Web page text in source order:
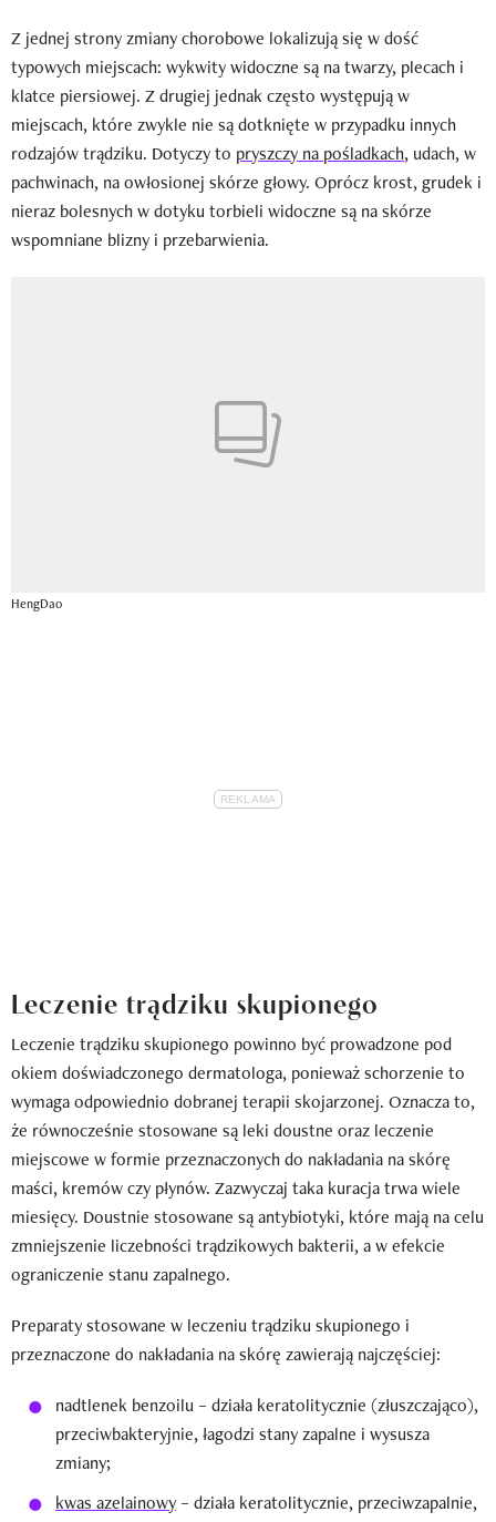
Z jednej strony zmiany chorobowe lokalizują się w dość
typowych miejscach: wykwity widoczne są na twarzy, plecach i
klatce piersiowej. Z drugiej jednak często występują w
miejscach, które zwykle nie są dotknięte w przypadku innych
rodzajów trądziku. Dotyczy to pryszczy na pośladkach, udach, w
pachwinach, na owłosionej skórze głowy. Oprócz krost, grudek i
nieraz bolesnych w dotyku torbieli widoczne są na skórze
wspomniane blizny i przebarwienia.
HengDao
Leczenie trądziku skupionego
Leczenie trądziku skupionego powinno być prowadzone pod
okiem doświadczonego dermatologa, ponieważ schorzenie to
wymaga odpowiednio dobranej terapii skojarzonej. Oznacza to,
że równocześnie stosowane są leki doustne oraz leczenie
miejscowe w formie przeznaczonych do nakładania na skórę
maści, kremów czy płynów. Zazwyczaj taka kuracja trwa wiele
miesięcy. Doustnie stosowane są antybiotyki, które mają na celu
zmniejszenie liczebności trądzikowych bakterii, a w efekcie
ograniczenie stanu zapalnego.
Preparaty stosowane w leczeniu trądziku skupionego i
przeznaczone do nakładania na skórę zawierają najczęściej:
nadtlenek benzoilu – działa keratolitycznie (złuszczająco),
przeciwbakteryjnie, łagodzi stany zapalne i wysusza
zmiany;
kwas azelainowy – działa keratolitycznie, przeciwzapalnie,